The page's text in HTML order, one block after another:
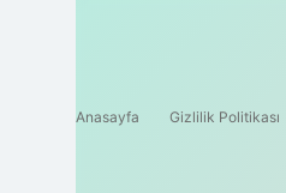
Anasayfa Gizlilik Politikası